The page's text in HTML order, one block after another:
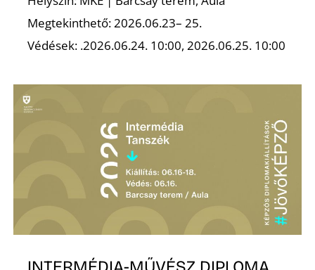
Megtekinthető: 2026.06.23– 25.
Védések: .2026.06.24. 10:00, 2026.06.25. 10:00